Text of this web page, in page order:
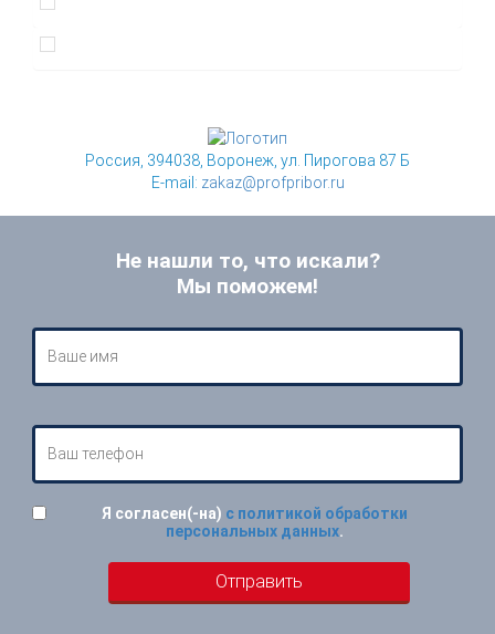
Россия, 394038, Воронеж, ул. Пирогова 87 Б
E-mail: zakaz@profpribor.ru
Не нашли то, что искали?
Мы поможем!
Я согласен(-на) с политикой обработки
персональных данных.